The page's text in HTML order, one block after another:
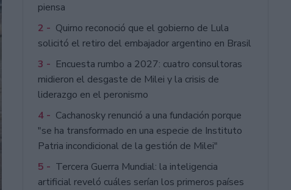
piensa
2 - Quirno reconoció que el gobierno de Lula
solicitó el retiro del embajador argentino en Brasil
3 - Encuesta rumbo a 2027: cuatro consultoras
midieron el desgaste de Milei y la crisis de
liderazgo en el peronismo
4 - Cachanosky renunció a una fundación porque
"se ha transformado en una especie de Instituto
Patria incondicional de la gestión de Milei"
5 - Tercera Guerra Mundial: la inteligencia
artificial reveló cuáles serían los primeros países